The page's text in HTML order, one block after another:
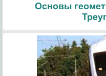
Основы